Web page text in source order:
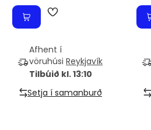
Afhent í
vöruhúsi Reykjavík
Tilbúið kl. 13:10
Setja í samanburð